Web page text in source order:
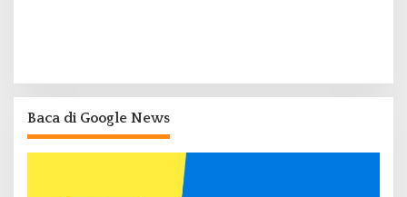
Baca di Google News